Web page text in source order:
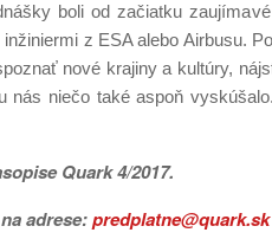
boli od začiatku
z ESA alebo Airbusu.
nové krajiny a kultúry,
nás niečo také aspoň
Quark 4/2017.
adrese:predplatne@quark.sk